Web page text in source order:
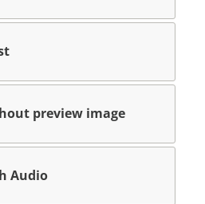
preview image
Audio